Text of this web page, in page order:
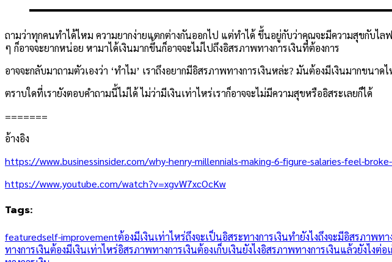
ถามว่าทุกคนทำได้ไหม ความยากง่ายแตกต่างกันออกไป แต่ทำได้ ขึ้นอยู่กับว่าคุณจะมีความสุขกับ
ๆ ก็อาจจะยากหน่อย หามาได้เงินมากขึ้นก็อาจจะไม่ไปถึงอิสรภาพทางการเงินที่ต้องการ
อาจจะกลับมาถามตัวเองว่า ‘ทำไม’ เราถึงอยากมีอิสรภาพทางการเงินหล่ะ? มันต้องมีเงินมากขนาด
ตราบใดที่เรายังตอบคำถามนี้ไม่ได้ ไม่ว่ามีเงินเท่าไหร่เราก็อาจจะไม่มีความสุขหรืออิสระเลยก็ได้
=======
อ้างอิง
https://www.businessinsider.com/why-henry-millennials-making-6-figure-salaries-feel-
https://www.youtube.com/watch?v=xgvW7xcOcKw
Tags:
featuredself-improvementต้องมีเงินเท่าไหร่ถึงจะเป็นอิสระทางการเงินทำยังไงถึงจะมีอิสรภาพทา
ทางการเงินต้องมีเงินเท่าไหร่อิสรภาพทางการเงินต้องเก็บเงินยังไงอิสรภาพทางการเงินแล้วยังไงต่อ